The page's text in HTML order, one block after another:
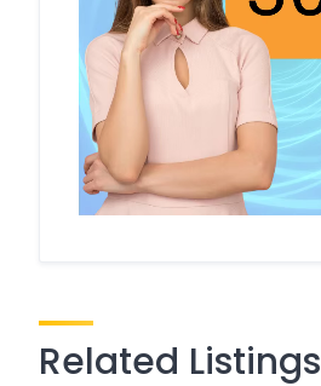
Related Listings